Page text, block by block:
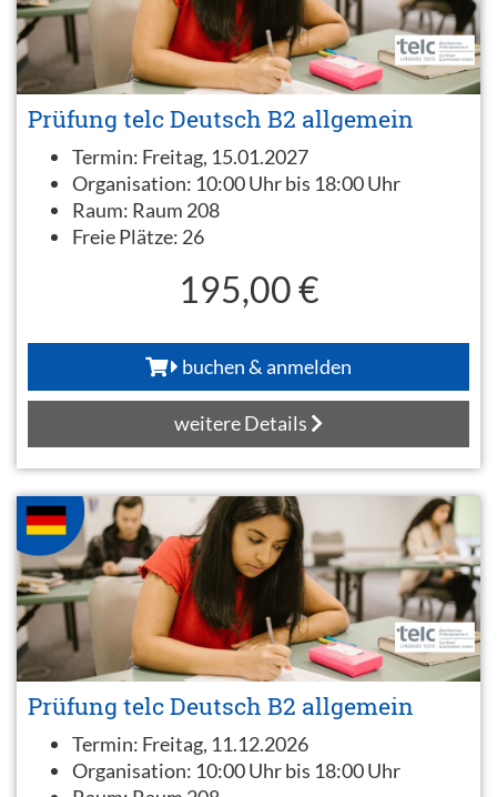
Prüfung telc Deutsch B2 allgemein
Termin: Freitag, 15.01.2027
Organisation: 10:00 Uhr bis 18:00 Uhr
Raum: Raum 208
Freie Plätze: 26
195,00 €
buchen & anmelden
weitere Details
Prüfung telc Deutsch B2 allgemein
Termin: Freitag, 11.12.2026
Organisation: 10:00 Uhr bis 18:00 Uhr